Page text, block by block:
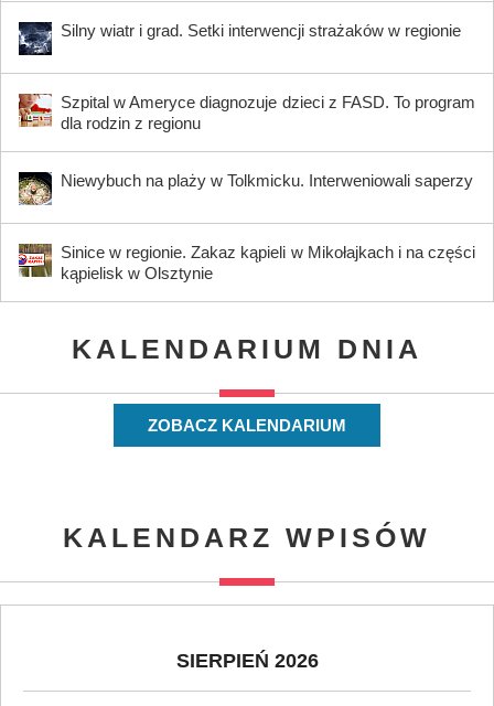
Silny wiatr i grad. Setki interwencji strażaków w regionie
Szpital w Ameryce diagnozuje dzieci z FASD. To program
dla rodzin z regionu
Niewybuch na plaży w Tolkmicku. Interweniowali saperzy
Sinice w regionie. Zakaz kąpieli w Mikołajkach i na części
kąpielisk w Olsztynie
KALENDARIUM DNIA
ZOBACZ KALENDARIUM
KALENDARZ WPISÓW
SIERPIEŃ 2026